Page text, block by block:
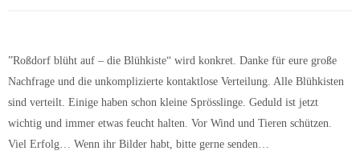
”Roßdorf blüht auf – die Blühkiste“ wird konkret. Danke für eure große
Nachfrage und die unkomplizierte kontaktlose Verteilung. Alle Blühkisten
sind verteilt. Einige haben schon kleine Sprösslinge. Geduld ist jetzt
wichtig und immer etwas feucht halten. Vor Wind und Tieren schützen.
Viel Erfolg… Wenn ihr Bilder habt, bitte gerne senden…